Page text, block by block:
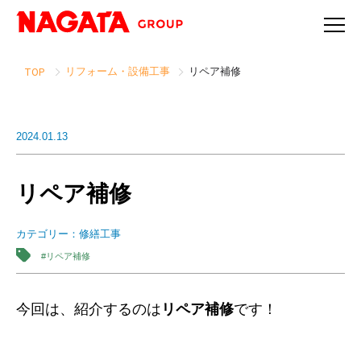
TOP リフォーム・設備工事 リペア補修
2024.01.13
リペア補修
カテゴリー： 修繕工事
#リペア補修
今回は、紹介するのは リペア補修です！